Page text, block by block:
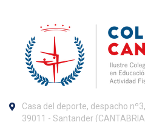
Casa del deporte, despacho
39011 - Santander